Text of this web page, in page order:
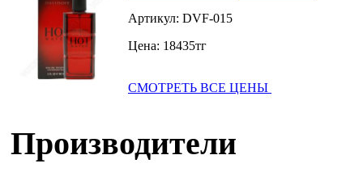
Артикул: DVF-015
Цена: 18435тг
СМОТРЕТЬ ВСЕ ЦЕНЫ
Производители